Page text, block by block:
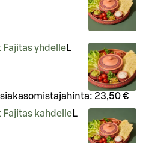
yhdelleL
23,50 €
kahdelleL